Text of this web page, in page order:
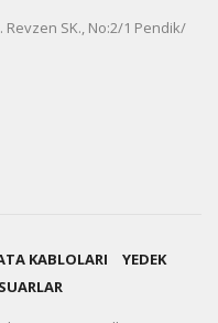
Revzen SK., No:2/1 Pendik/
KABLOLARI
YEDEK